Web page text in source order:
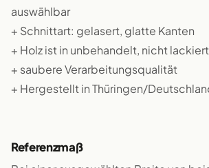
auswählbar
+ Schnittart: gelasert, glatte Kanten
+ Holz ist in unbehandelt, nicht
+ saubere Verarbeitungsqualität
+ Hergestellt in Thüringen/
Referenzmaß